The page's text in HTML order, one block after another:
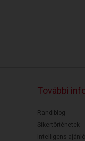
További
Randiblog
Sikertörténetek
Intelligens